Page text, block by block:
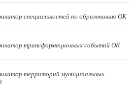
специальностей по образованию ОК
трансформационных событий ОК
территорий муниципальных